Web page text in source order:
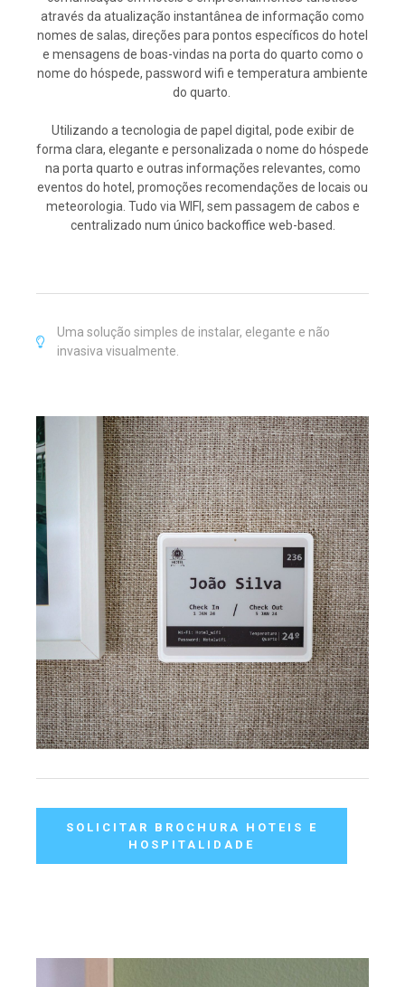
SOLICITAR BROCHURA HOTEIS E
HOSPITALIDADE
através da atualização instantânea de informação como
nomes de salas, direções para pontos específicos do hotel
e mensagens de boas-vindas na porta do quarto como o
nome do hóspede, password wifi e temperatura ambiente
do quarto.
Utilizando a tecnologia de papel digital, pode exibir de
forma clara, elegante e personalizada o nome do hóspede
na porta quarto e outras informações relevantes, como
eventos do hotel, promoções recomendações de locais ou
meteorologia. Tudo via WIFI, sem passagem de cabos e
centralizado num único backoffice web-based.
Uma solução simples de instalar, elegante e não
invasiva visualmente.